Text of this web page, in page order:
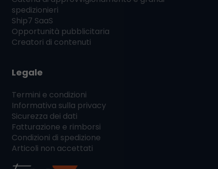
spedizionieri
Ship7 SaaS
Opportunità pubblicitaria
Creatori di contenuti
Legale
Termini e condizioni
Informativa sulla privacy
Sicurezza dei dati
Fatturazione e rimborsi
Condizioni di spedizione
Articoli non accettati